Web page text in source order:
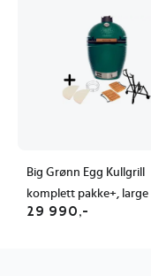
Big Grønn Egg Kullgrill
komplett pakke+, large
29 990,-